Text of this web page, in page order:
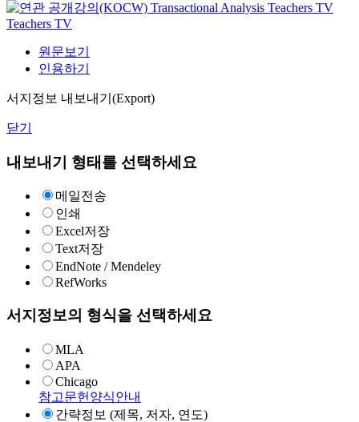
Transactional Analysis Teachers TV
Teachers TV
원문보기
인용하기
서지정보 내보내기(Export)
닫기
내보내기 형태를 선택하세요
메일전송
인쇄
Excel저장
Text저장
EndNote / Mendeley
RefWorks
서지정보의 형식을 선택하세요
MLA
APA
Chicago
참고문헌양식안내
간략정보 (제목, 저자, 연도)